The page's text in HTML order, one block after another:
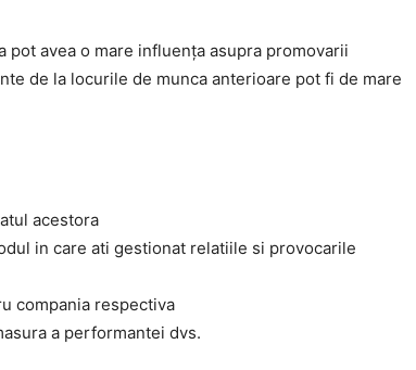
avea o mare influența asupra promovarii
de la locurile de munca anterioare pot fi de mare
acestora
in care ati gestionat relatiile si provocarile
compania respectiva
a performantei dvs.